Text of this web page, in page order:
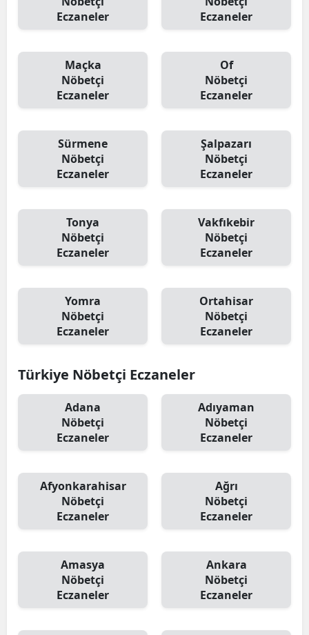
Eczaneler
Eczaneler
Maçka
Nöbetçi
Eczaneler
Of
Nöbetçi
Eczaneler
Sürmene
Nöbetçi
Eczaneler
Şalpazarı
Nöbetçi
Eczaneler
Tonya
Nöbetçi
Eczaneler
Vakfıkebir
Nöbetçi
Eczaneler
Yomra
Nöbetçi
Eczaneler
Ortahisar
Nöbetçi
Eczaneler
Türkiye Nöbetçi Eczaneler
Adana
Nöbetçi
Eczaneler
Adıyaman
Nöbetçi
Eczaneler
Afyonkarahisar
Nöbetçi
Eczaneler
Ağrı
Nöbetçi
Eczaneler
Amasya
Nöbetçi
Eczaneler
Ankara
Nöbetçi
Eczaneler